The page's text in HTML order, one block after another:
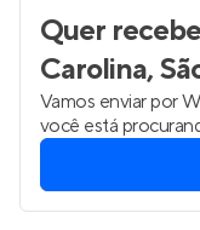
Quer
Carolina,
Vamos enviar por
você está